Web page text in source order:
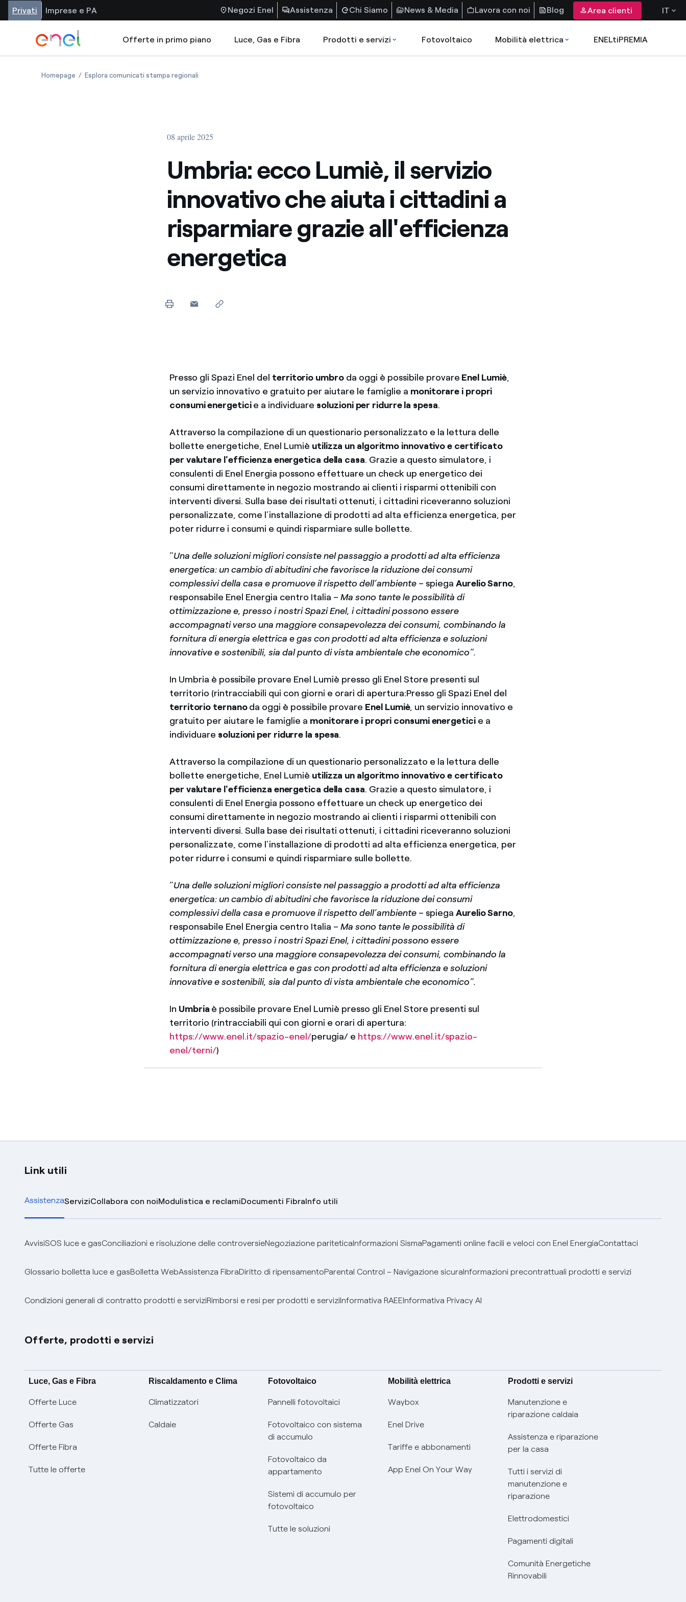
Privati Imprese e PA Negozi Enel Assistenza Chi Siamo News & Media Lavora con noi Blog Area clienti IT
Offerte in primo piano Luce, Gas e Fibra Prodotti e servizi Fotovoltaico Mobilità elettrica ENELtiPREMIA
Homepage Esplora comunicati stampa regionali
08 aprile 2025
Umbria: ecco Lumiè, il servizio
innovativo che aiuta i cittadini a
risparmiare grazie all'efficienza
energetica
Presso gli Spazi Enel del territorio umbro da oggi è possibile provare Enel Lumiè,
un servizio innovativo e gratuito per aiutare le famiglie a monitorare i propri
consumi energeticie a individuare soluzioni per ridurre la spesa.
Attraverso la compilazione di un questionario personalizzato e la lettura delle
bollette energetiche, Enel Lumiè utilizza un algoritmo innovativo e certificato
per valutare l'efficienza energetica della casa. Grazie a questo simulatore, i
consulenti di Enel Energia possono effettuare un check up energetico dei
consumi direttamente in negozio mostrando ai clienti i risparmi ottenibili con
interventi diversi. Sulla base dei risultati ottenuti, i cittadini riceveranno soluzioni
personalizzate, come l’installazione di prodotti ad alta efficienza energetica, per
poter ridurre i consumi e quindi risparmiare sulle bollette.
“Una delle soluzioni migliori consiste nel passaggio a prodotti ad alta efficienza
energetica: un cambio di abitudini che favorisce la riduzione dei consumi
complessivi della casa e promuove il rispetto dell’ambiente – spiegaAurelio Sarno,
responsabile Enel Energia centro Italia –Ma sono tante le possibilità di
ottimizzazione e, presso i nostri Spazi Enel, i cittadini possono essere
accompagnati verso una maggiore consapevolezza dei consumi, combinando la
fornitura di energia elettrica e gas con prodotti ad alta efficienza e soluzioni
innovative e sostenibili, sia dal punto di vista ambientale che economico”.
In Umbria è possibile provare Enel Lumiè presso gli Enel Store presenti sul
territorio (rintracciabili qui con giorni e orari di apertura:Presso gli Spazi Enel del
territorio ternanoda oggi è possibile provare Enel Lumiè, un servizio innovativo e
gratuito per aiutare le famiglie a monitorare i propri consumi energeticie a
individuare soluzioni per ridurre la spesa.
Attraverso la compilazione di un questionario personalizzato e la lettura delle
bollette energetiche, Enel Lumiè utilizza un algoritmo innovativo e certificato
per valutare l'efficienza energetica della casa. Grazie a questo simulatore, i
consulenti di Enel Energia possono effettuare un check up energetico dei
consumi direttamente in negozio mostrando ai clienti i risparmi ottenibili con
interventi diversi. Sulla base dei risultati ottenuti, i cittadini riceveranno soluzioni
personalizzate, come l’installazione di prodotti ad alta efficienza energetica, per
poter ridurre i consumi e quindi risparmiare sulle bollette.
“Una delle soluzioni migliori consiste nel passaggio a prodotti ad alta efficienza
energetica: un cambio di abitudini che favorisce la riduzione dei consumi
complessivi della casa e promuove il rispetto dell’ambiente – spiegaAurelio Sarno,
responsabile Enel Energia centro Italia –Ma sono tante le possibilità di
ottimizzazione e, presso i nostri Spazi Enel, i cittadini possono essere
accompagnati verso una maggiore consapevolezza dei consumi, combinando la
fornitura di energia elettrica e gas con prodotti ad alta efficienza e soluzioni
innovative e sostenibili, sia dal punto di vista ambientale che economico”.
In Umbria è possibile provare Enel Lumiè presso gli Enel Store presenti sul
territorio (rintracciabili qui con giorni e orari di apertura:
https://www.enel.it/spazio-enel/perugia/ e https://www.enel.it/spazio-
enel/terni/)
Link utili
AssistenzaServiziCollabora con noiModulistica e reclamiDocumenti FibraInfo utili
AvvisiSOS luce e gasConciliazioni e risoluzione delle controversieNegoziazione pariteticaInformazioni SismaPagamenti online facili e veloci con Enel EnergiaContattaci
Glossario bolletta luce e gasBolletta WebAssistenza FibraDiritto di ripensamentoParental Control – Navigazione sicuraInformazioni precontrattuali prodotti e servizi
Condizioni generali di contratto prodotti e serviziRimborsi e resi per prodotti e serviziInformativa RAEEInformativa Privacy AI
Offerte, prodotti e servizi
Luce, Gas e Fibra
Offerte Luce
Offerte Gas
Offerte Fibra
Tutte le offerte
Riscaldamento e Clima
Climatizzatori
Caldaie
Fotovoltaico
Pannelli fotovoltaici
Fotovoltaico con sistema
di accumulo
Fotovoltaico da
appartamento
Sistemi di accumulo per
fotovoltaico
Tutte le soluzioni
Mobilità elettrica
Waybox
Enel Drive
Tariffe e abbonamenti
App Enel On Your Way
Prodotti e servizi
Manutenzione e
riparazione caldaia
Assistenza e riparazione
per la casa
Tutti i servizi di
manutenzione e
riparazione
Elettrodomestici
Pagamenti digitali
Comunità Energetiche
Rinnovabili